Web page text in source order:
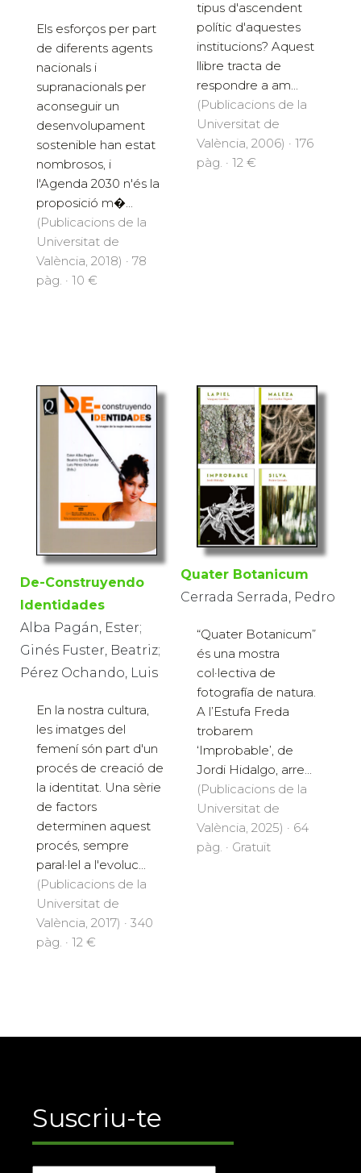
Els esforços per part
de diferents agents
nacionals i
supranacionals per
aconseguir un
desenvolupament
sostenible han estat
nombrosos, i
l'Agenda 2030 n'és la
proposició m�...
(Publicacions de la
Universitat de
València, 2018) · 78
pàg. · 10 €
tipus d'ascendent
polític d'aquestes
institucions? Aquest
llibre tracta de
respondre a am...
(Publicacions de la
Universitat de
València, 2006) · 176
pàg. · 12 €
De-Construyendo
Identidades
Alba Pagán, Ester;
Ginés Fuster, Beatriz;
Pérez Ochando, Luis
En la nostra cultura,
les imatges del
femení són part d'un
procés de creació de
la identitat. Una sèrie
de factors
determinen aquest
procés, sempre
paral·lel a l'evoluc...
(Publicacions de la
Universitat de
València, 2017) · 340
pàg. · 12 €
Quater Botanicum
Cerrada Serrada, Pedro
“Quater Botanicum”
és una mostra
col·lectiva de
fotografía de natura.
A l’Estufa Freda
trobarem
‘Improbable’, de
Jordi Hidalgo, arre...
(Publicacions de la
Universitat de
València, 2025) · 64
pàg. · Gratuït
Suscriu-te